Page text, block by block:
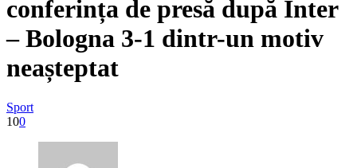
conferința de presă după Inter
– Bologna 3-1 dintr-un motiv
neașteptat
Sport
100